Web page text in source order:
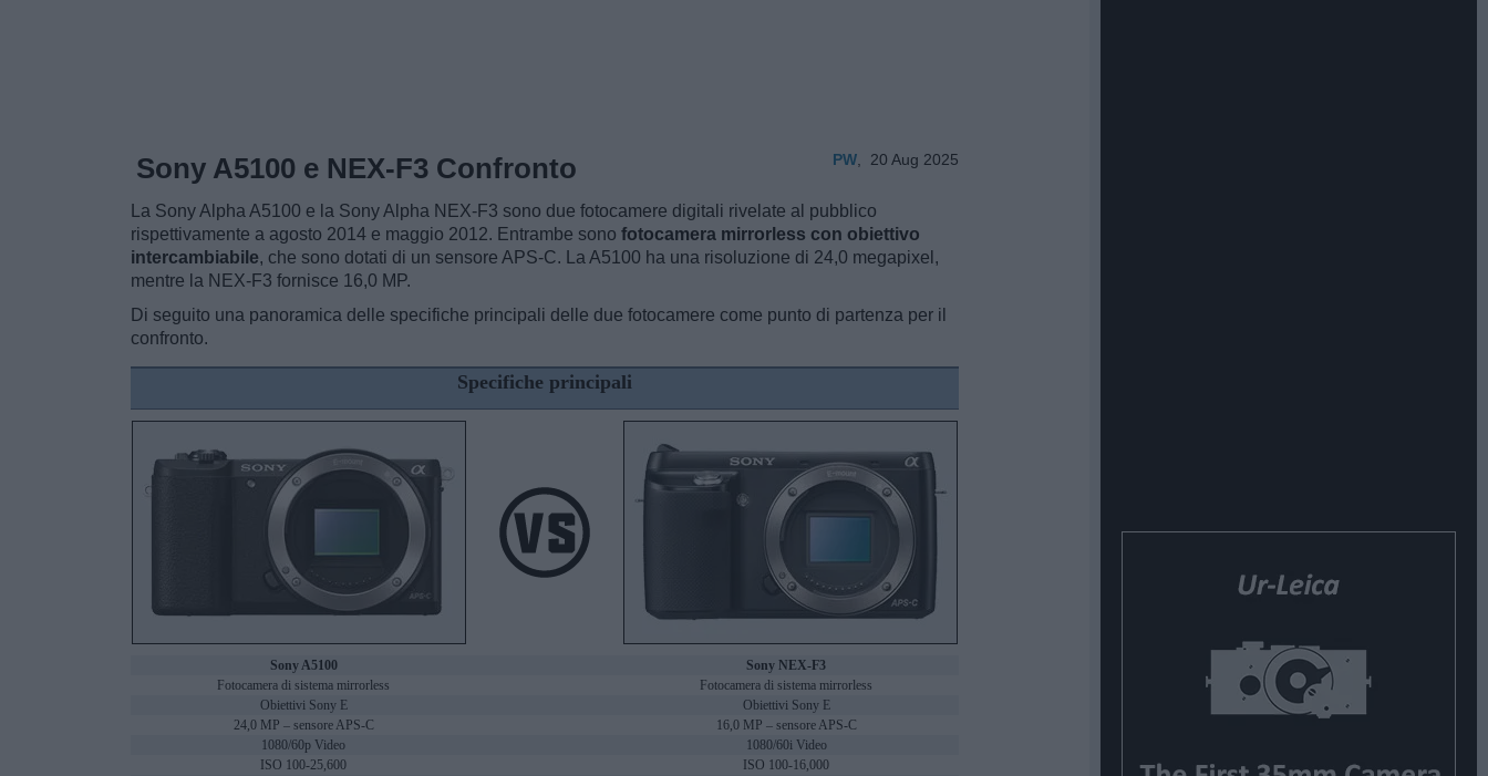
PW 20 Aug 2025
Sony A5100 e NEX-F3 Confronto
La Sony Alpha A5100 e la Sony Alpha NEX-F3 sono due fotocamere digitali rivelate al pubblico
rispettivamente a agosto 2014 e maggio 2012. Entrambe sono fotocamera mirrorless con obiettivo
intercambiabile, che sono dotati di un sensore APS-C. La A5100 ha una risoluzione di 24,0 megapixel,
mentre la NEX-F3 fornisce 16,0 MP.
Di seguito una panoramica delle specifiche principali delle due fotocamere come punto di partenza per il
confronto.
Specifiche principali
Sony A5100
Sony NEX-F3
Fotocamera di sistema mirrorless
Fotocamera di sistema mirrorless
Obiettivi Sony E
Obiettivi Sony E
24,0 MP – sensore APS-C
16,0 MP – sensore APS-C
1080/60p Video
1080/60i Video
ISO 100-25,600
ISO 100-16,000